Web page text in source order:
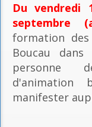
Du vendredi
septembre
formation des
Boucau
personne
d'animation
manifester